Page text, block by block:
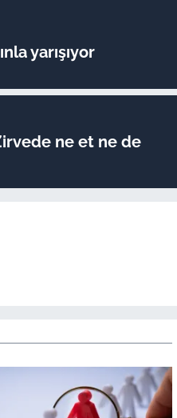
yarışıyor
ne et ne de